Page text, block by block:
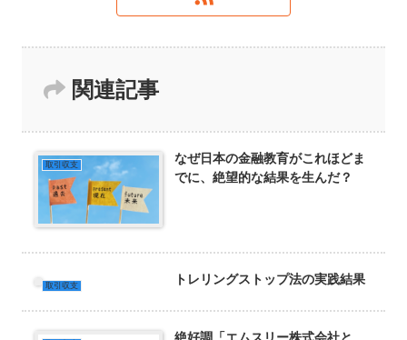
関連記事
取引収支
なぜ日本の金融教育がこれほどま
でに、絶望的な結果を生んだ？
取引収支 トレリングストップ法の実践結果